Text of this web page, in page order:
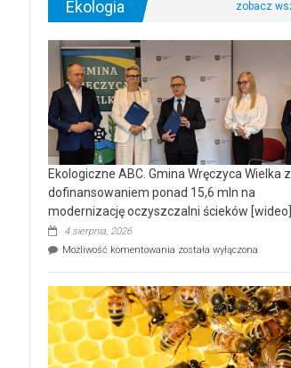
Ekologia
Ekologiczne ABC. Gmina Wręczyca Wielka z
dofinansowaniem ponad 15,6 mln na
modernizację oczyszczalni ścieków [wideo]
4 sierpnia, 2026
Możliwość komentowania Ekologiczne
Wręczyca
Wielka
z
dofinansowaniem
ponad
15,6
została wyłączona